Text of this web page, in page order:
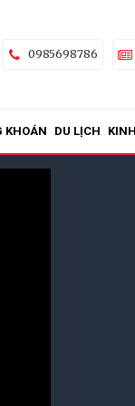
0985698786
KHOÁN DU LỊCH